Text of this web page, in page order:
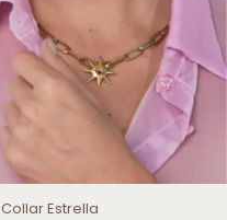
Collar Estrella